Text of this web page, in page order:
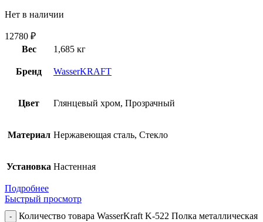
Нет в наличии
12780 ₽
Вес
1,685 кг
Бренд WasserKRAFT
Цвет Глянцевый хром, Прозрачный
Материал Нержавеющая сталь, Стекло
Установка Настенная
Подробнее
Быстрый просмотр
Количество товара WasserKraft K-522 Полка металлическая